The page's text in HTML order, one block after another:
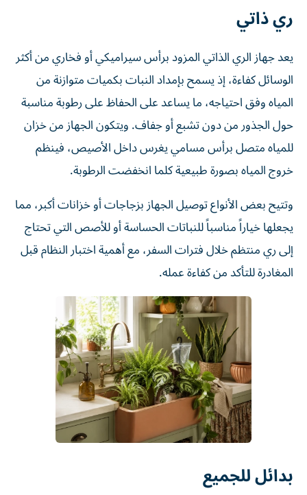
ري ذاتي
يعد جهاز الري الذاتي المزود برأس سيراميكي أو فخاري من أكثر
الوسائل كفاءة، إذ يسمح بإمداد النبات بكميات متوازنة من
المياه وفق احتياجه، ما يساعد على الحفاظ على رطوبة مناسبة
حول الجذور من دون تشبع أو جفاف. ويتكون الجهاز من خزان
للمياه متصل برأس مسامي يغرس داخل الأصيص، فينظم
خروج المياه بصورة طبيعية كلما انخفضت الرطوبة.
وتتيح بعض الأنواع توصيل الجهاز بزجاجات أو خزانات أكبر، مما
يجعلها خياراً مناسباً للنباتات الحساسة أو للأصص التي تحتاج
إلى ري منتظم خلال فترات السفر، مع أهمية اختبار النظام قبل
المغادرة للتأكد من كفاءة عمله.
بدائل للجميع